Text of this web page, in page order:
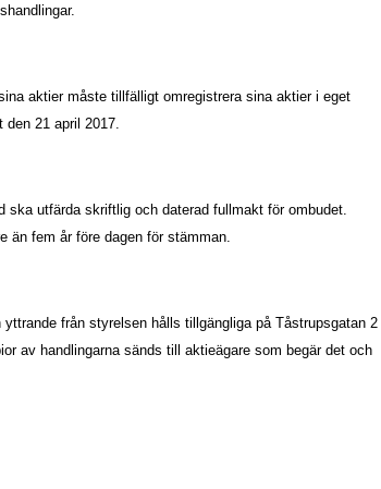
aktier måste tillfälligt omregistrera sina aktier i eget
den 21 april 2017.
ska utfärda skriftlig och daterad fullmakt för ombudet.
än fem år före dagen för stämman.
från styrelsen hålls tillgängliga på Tåstrupsgatan 2
av handlingarna sänds till aktieägare som begär det och